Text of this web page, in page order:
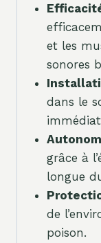
et les
sonores
dans le
grâce à
longue
de
poison.